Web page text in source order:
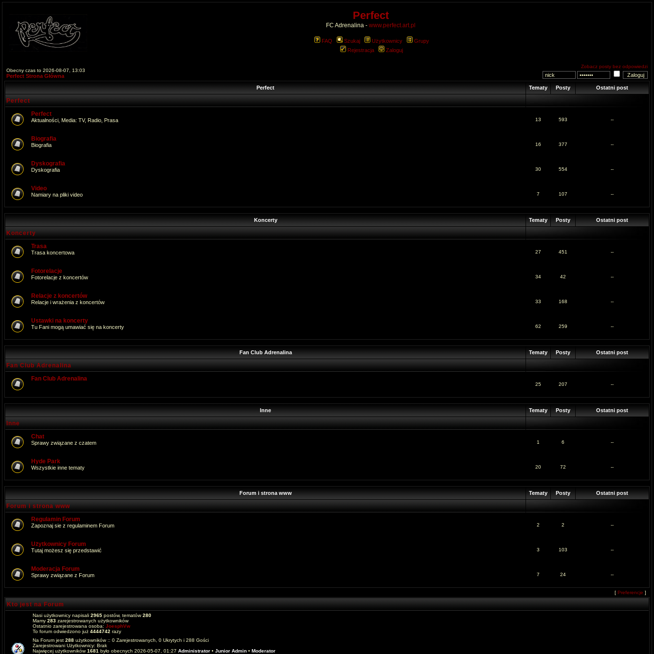
Perfect
FC Adrenalina - www.perfect.art.pl
FAQ Szukaj Użytkownicy
Grupy
Rejestracja
Zaloguj
Obecny czas to 2026-08-07, 13:03
Perfect Strona Główna
Zobacz posty bez odpowiedzi
Perfect Tematy Posty Ostatni post
Perfect
Perfect
Aktualności, Media: TV, Radio, Prasa 13 593 --
Biografia
Biografia 16 377 --
Dyskografia
Dyskografia 30 554 --
Video
Namiary na pliki video 7 107 --
Koncerty Tematy Posty Ostatni post
Koncerty
Trasa
Trasa koncertowa 27 451 --
Fotorelacje
Fotorelacje z koncertów 34 42 --
Relacje z koncertów
Relacje i wrażenia z koncertów 33 168 --
Ustawki na koncerty
Tu Fani mogą umawiać się na koncerty 62 259 --
Fan Club Adrenalina Tematy Posty Ostatni post
Fan Club Adrenalina
Fan Club Adrenalina
25 207 --
Inne Tematy Posty Ostatni post
Inne
Chat
Sprawy związane z czatem 1 6 --
Hyde Park
Wszystkie inne tematy 20 72 --
Forum i strona www Tematy Posty Ostatni post
Forum i strona www
Regulamin Forum
Zapoznaj sie z regulaminem Forum 2 2 --
Użytkownicy Forum
Tutaj możesz się przedstawić 3 103 --
Moderacja Forum
Sprawy związane z Forum 7 24 --
[ Preferencje ]
Kto jest na Forum
Nasi użytkownicy napisali 2965 postów, tematów280
Mamy 283 zarejestrowanych użytkowników
Ostatnio zarejestrowana osoba: JoesphVw
To forum odwiedzono już 4444742 razy
Na Forum jest 288 użytkowników :: 0 Zarejestrowanych, 0 Ukrytych i 288 Gości
Zarejestrowani Użytkownicy: Brak
Najwięcej użytkowników1681 było obecnych 2026-05-07, 01:27 Administrator • Junior Admin • Moderator